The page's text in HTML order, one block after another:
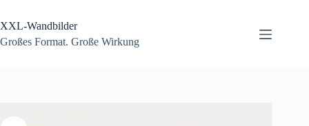
springen
XXL-Wandbilder
Großes Format. Große Wirkung